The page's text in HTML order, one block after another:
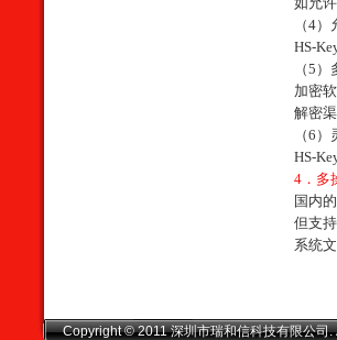
（4）
HS-
（5 ）
加密
解密
（6 ）
HS-
4 ．
国内
但支
系统
Copyright © 2011 深圳市瑞和信科技有限公